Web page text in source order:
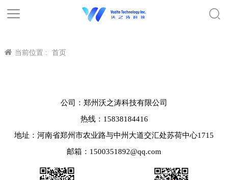
当前位置 : 首页
公司：郑州沃之涛科技有限公司
热线：15838184416
地址：河南省郑州市农业路与中州大道交汇处苏荷中心1715
邮箱：1500351892@qq.com